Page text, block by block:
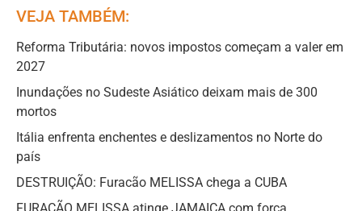
VEJA TAMBÉM:
Reforma Tributária: novos impostos começam a valer em
2027
Inundações no Sudeste Asiático deixam mais de 300
mortos
Itália enfrenta enchentes e deslizamentos no Norte do
país
DESTRUIÇÃO: Furacão MELISSA chega a CUBA